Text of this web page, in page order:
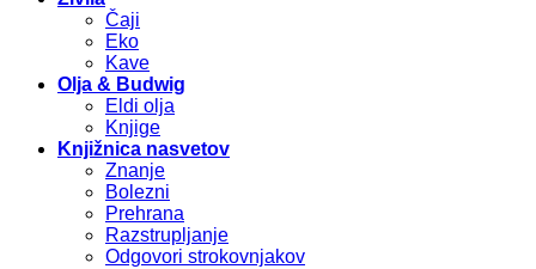
Čaji
Eko
Kave
Olja & Budwig
Eldi olja
Knjige
Knjižnica nasvetov
Znanje
Bolezni
Prehrana
Razstrupljanje
Odgovori strokovnjakov